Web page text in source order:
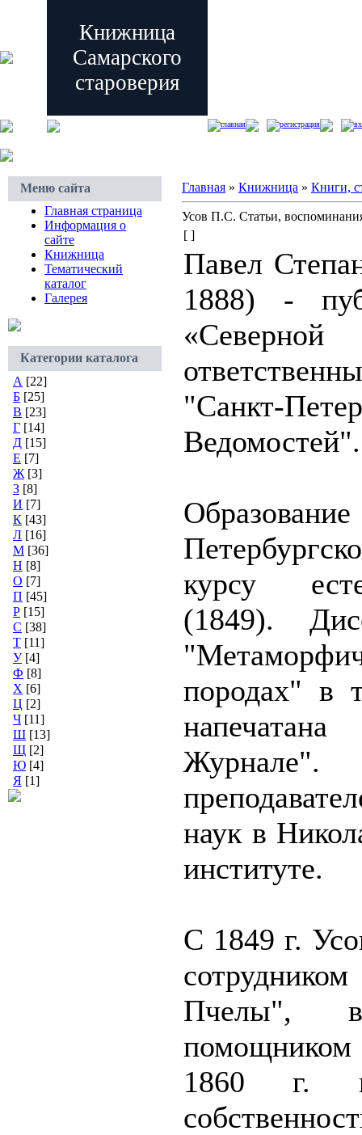
Книжница
Самарского
староверия
главная регистрация
Меню сайта
Главная страница
Информация о
сайте
Книжница
Тематический
каталог
Галерея
Категории каталога
А [22]
Б [25]
В [23]
Г [14]
Д [15]
Е [7]
Ж [3]
З [8]
И [7]
К [43]
Л [16]
М [36]
Н [8]
О [7]
П [45]
Р [15]
С [38]
Т [11]
У [4]
Ф [8]
Х [6]
Ц [2]
Ч [11]
Ш [13]
Щ [2]
Ю [4]
Я [1]
Главная » Книжница » Книги,
Усов П.С. Статьи,
[ ]
Павел
1888) -
"Санкт-
Ведомостей".
курсу
(1849).
породах" в
наук в
институте.
С 1849 г.
Пчелы",
помощником
1860 г.